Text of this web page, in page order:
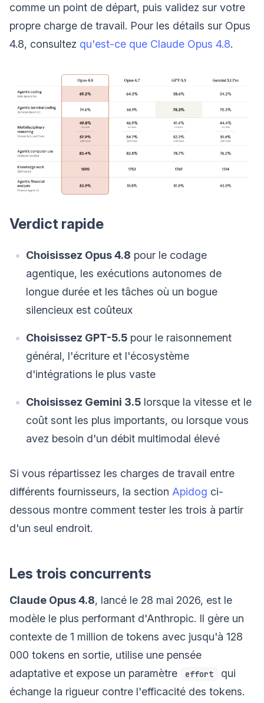
comme un point de départ, puis validez sur votre
propre charge de travail. Pour les détails sur Opus
4.8, consultez qu'est-ce que Claude Opus 4.8.
Verdict rapide
Choisissez Opus 4.8 pour le codage
agentique, les exécutions autonomes de
longue durée et les tâches où un bogue
silencieux est coûteux
Choisissez GPT-5.5 pour le raisonnement
général, l'écriture et l'écosystème
d'intégrations le plus vaste
Choisissez Gemini 3.5 lorsque la vitesse et le
coût sont les plus importants, ou lorsque vous
avez besoin d'un débit multimodal élevé
Si vous répartissez les charges de travail entre
différents fournisseurs, la section Apidog ci-
dessous montre comment tester les trois à partir
d'un seul endroit.
Les trois concurrents
Claude Opus 4.8, lancé le 28 mai 2026, est le
modèle le plus performant d'Anthropic. Il gère un
contexte de 1 million de tokens avec jusqu'à 128
000 tokens en sortie, utilise une pensée
adaptative et expose un paramètre
effort
qui
échange la rigueur contre l'efficacité des tokens.